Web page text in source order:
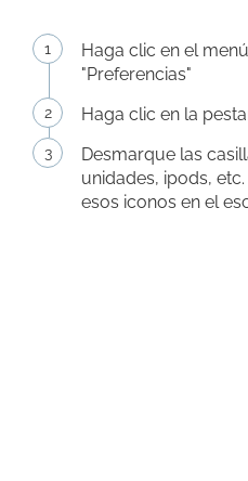
Haga clic en el
"Preferencias"
Haga clic en la
Desmarque las
unidades, ipods,
esos iconos en el